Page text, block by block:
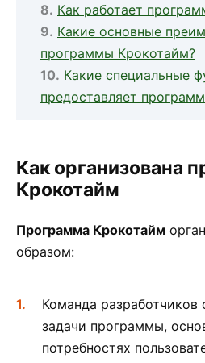
Как работает
Какие основные
программы Крокотайм?
Какие специальные
предоставляет
Как организована
Крокотайм
Программа Крокотайм
образом:
Команда разработчиков
задачи программы,
потребностях